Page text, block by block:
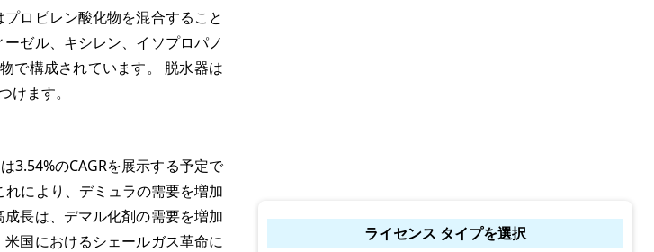
ロピレン酸化物を混合すること
ゼル、キシレン、イソプロパノ
で構成されています。 脱水器は
ます。
3.54%のCAGRを展示する予定で
により、デミュラの需要を増加
長は、デマル化剤の需要を増加
国におけるシェールガス革命に
ライセンス タイプを選択